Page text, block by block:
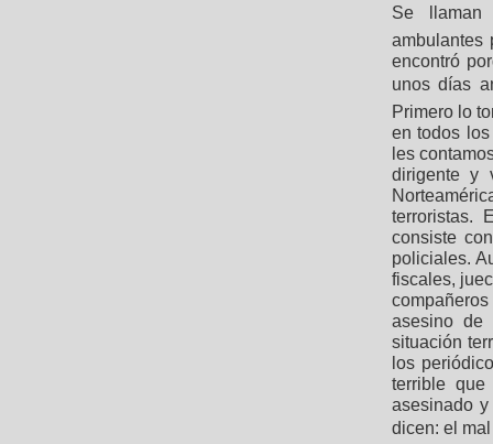
Se llaman
ambulantes
encontró
unos días
Primero lo
en todos
les
dirigente y
terroristas.
consiste
policiales.
fiscales,
asesino de
situación
los
terrible
asesinado
dicen: el